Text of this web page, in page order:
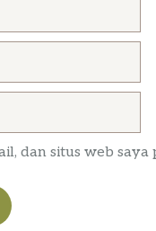
dan situs web